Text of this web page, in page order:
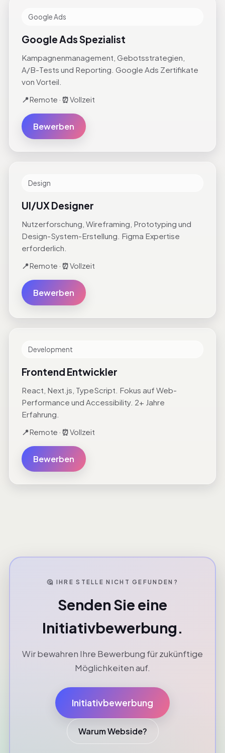
Google Ads
Google Ads Spezialist
Kampagnenmanagement, Gebotsstrategien,
A/B-Tests und Reporting. Google Ads Zertifikate
von Vorteil.
📍Remote · ⏰Vollzeit
Bewerben
Design
UI/UX Designer
Nutzerforschung, Wireframing, Prototyping und
Design-System-Erstellung. Figma Expertise
erforderlich.
📍Remote · ⏰Vollzeit
Bewerben
Development
Frontend Entwickler
React, Next.js, TypeScript. Fokus auf Web-
Performance und Accessibility. 2+ Jahre
Erfahrung.
📍Remote · ⏰Vollzeit
Bewerben
🤔 IHRE STELLE NICHT GEFUNDEN?
Senden Sie eine
Initiativbewerbung.
Wir bewahren Ihre Bewerbung für zukünftige
Möglichkeiten auf.
Initiativbewerbung
Warum Webside?